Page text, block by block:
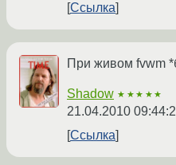
Ссылка
При живом fvwm
Shadow ★★★★★
21.04.2010
Ссылка